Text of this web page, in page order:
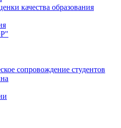
качества образования
сопровождение студентов